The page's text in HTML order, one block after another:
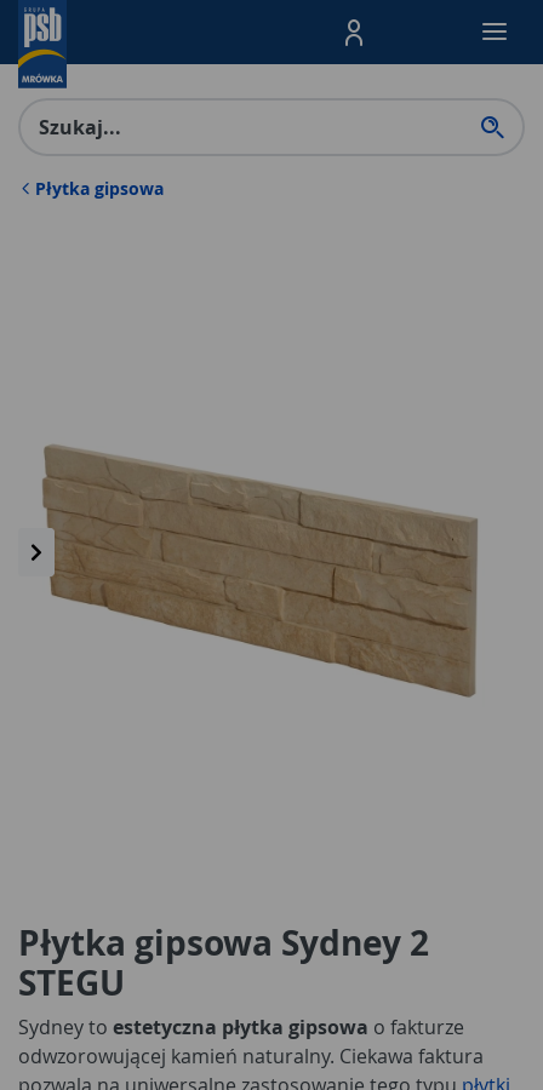
Menu Produktów,
Płytka gipsowa
Płytka gipsowa Sydney 2
STEGU
Sydney to estetyczna płytka gipsowa o fakturze
odwzorowującej kamień naturalny. Ciekawa faktura